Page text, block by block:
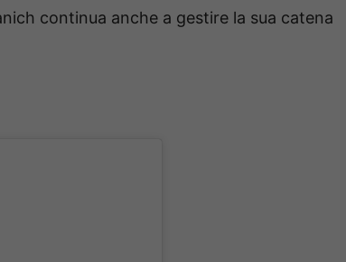
continua anche a gestire la sua catena